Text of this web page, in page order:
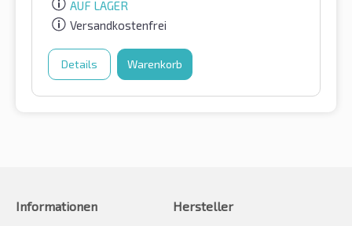
AUF LAGER
Versandkostenfrei
Details Warenkorb
Informationen
Hersteller